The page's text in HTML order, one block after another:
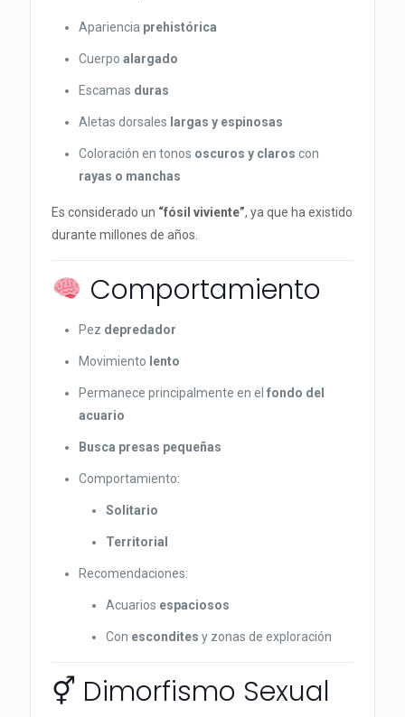
Apariencia prehistórica
Cuerpoalargado
Escamas duras
Aletas dorsales largas y espinosas
Coloración en tonos oscuros y claros con
rayas o manchas
Es considerado un “fósil viviente”, ya que ha existido
durante millones de años.
Comportamiento
Pez depredador
Movimiento lento
Permanece principalmente en elfondo del
acuario
Busca presas pequeñas
Comportamiento:
Solitario
Territorial
Recomendaciones:
Acuarios espaciosos
Con escondites y zonas de exploración
⚥ Dimorfismo Sexual